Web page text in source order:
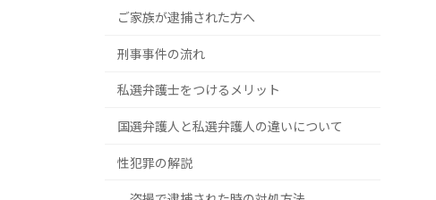
ご家族が逮捕された方へ
刑事事件の流れ
私選弁護士をつけるメリット
国選弁護人と私選弁護人の違いについて
性犯罪の解説